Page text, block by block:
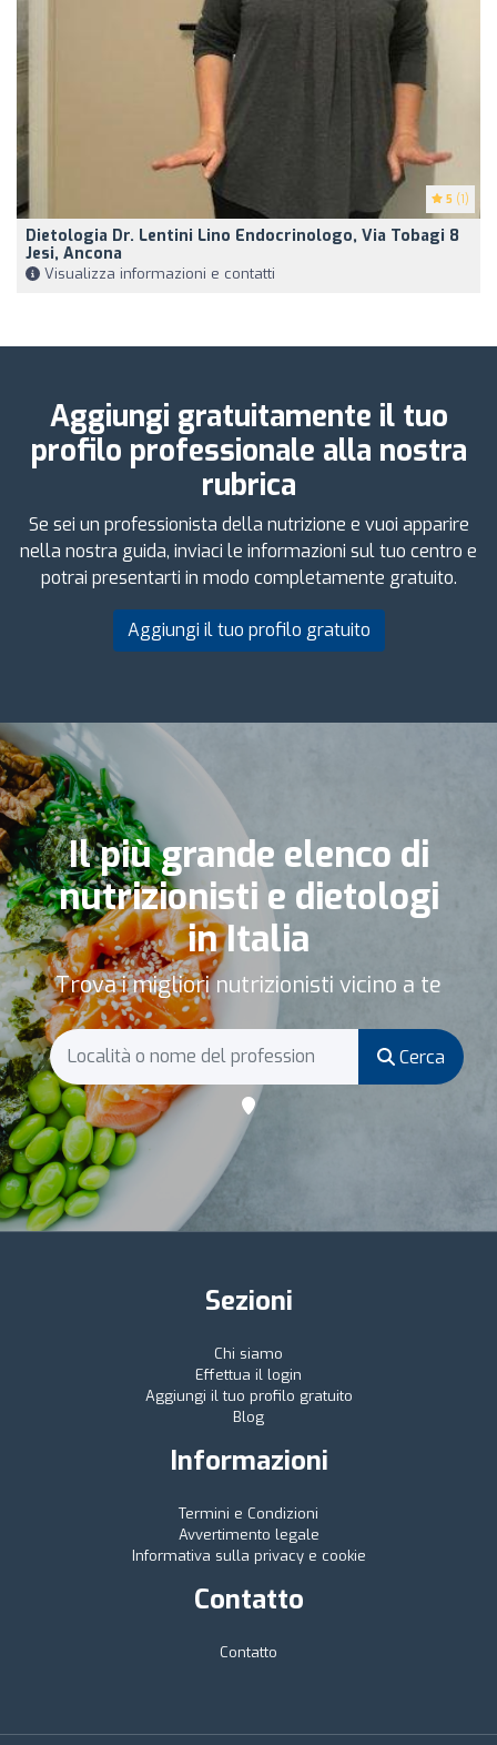
5 (1)
Dietologia Dr. Lentini Lino Endocrinologo, Via Tobagi 8
Jesi, Ancona
Visualizza informazioni e contatti
Aggiungi gratuitamente il tuo
profilo professionale alla nostra
rubrica
Se sei un professionista della nutrizione e vuoi apparire
nella nostra guida, inviaci le informazioni sul tuo centro e
potrai presentarti in modo completamente gratuito.
Aggiungi il tuo profilo gratuito
Il più grande elenco di
nutrizionisti e dietologi
in Italia
Trova i migliori nutrizionisti vicino a te
Cerca
Sezioni
Chi siamo
Effettua il login
Aggiungi il tuo profilo gratuito
Blog
Informazioni
Termini e Condizioni
Avvertimento legale
Informativa sulla privacy e cookie
Contatto
Contatto